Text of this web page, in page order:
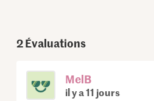
2Évaluations
MelB
il y a 11 jours